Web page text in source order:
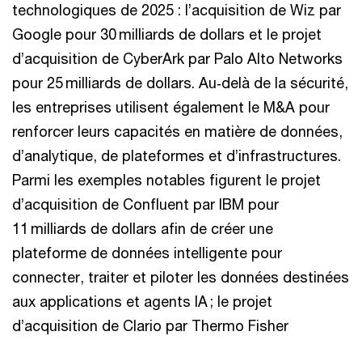
technologiques de 2025 : l’acquisition de Wiz par
Google pour 30 milliards de dollars et le projet
d’acquisition de CyberArk par Palo Alto Networks
pour 25 milliards de dollars. Au‑delà de la sécurité,
les entreprises utilisent également le M&A pour
renforcer leurs capacités en matière de données,
d’analytique, de plateformes et d’infrastructures.
Parmi les exemples notables figurent le projet
d’acquisition de Confluent par IBM pour
11 milliards de dollars afin de créer une
plateforme de données intelligente pour
connecter, traiter et piloter les données destinées
aux applications et agents IA ; le projet
d’acquisition de Clario par Thermo Fisher